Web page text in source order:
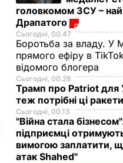
головкомом ЗСУ –
Драпатого
Сьогодні, 00.47
Боротьба за владу. У
прямого ефіру в
відомого блогера
Сьогодні, 00.29
Трамп про Patriot для
теж потрібні ці ракети
Сьогодні, 00.13
"Війна стала
підприємці
вимогою заплатити,
атак Shahed"